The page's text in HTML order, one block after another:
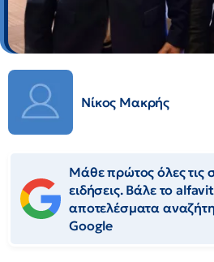
Νίκος Μακρής
Μάθε πρώτος όλες τις
ειδήσεις. Βάλε το
αποτελέσματα
Google